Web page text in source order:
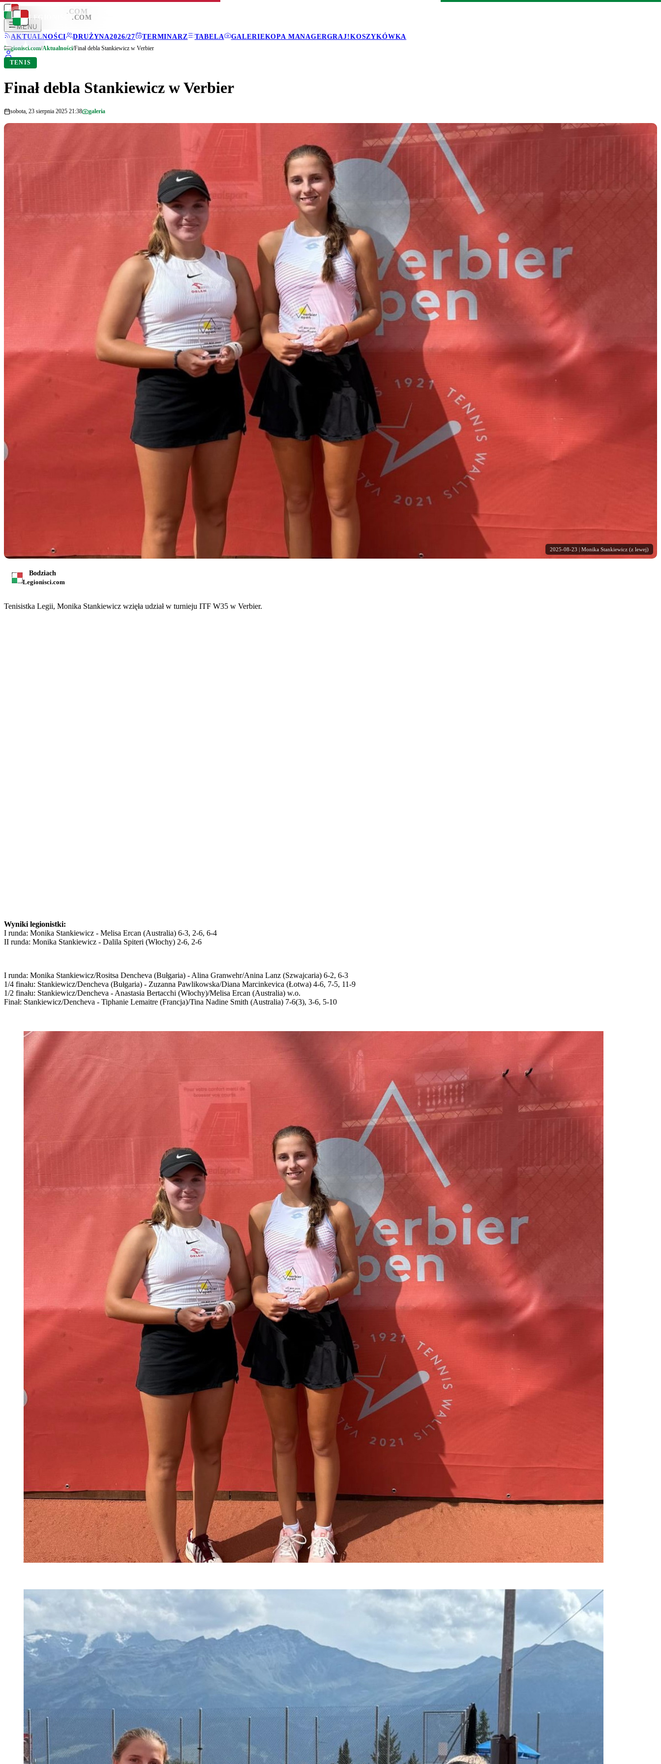
LEGIONISCI .COM
MENU
AKTUALNOŚCI
DRUŻYNA2026/27 TERMINARZ TABELA GALERIEKOPA MANAGERGRAJ!KOSZYKÓWKA
LEGIONISCI .COM
Legionisci.com/Aktualności/Finał debla Stankiewicz w Verbier
TENIS
Finał debla Stankiewicz w Verbier
sobota, 23 sierpnia 2025 21:38 galeria
2025-08-23 | Monika Stankiewicz (z lewej)
Bodziach
Legionisci.com
Tenisistka Legii, Monika Stankiewicz wzięła udział w turnieju ITF W35 w Verbier.
Wyniki legionistki:
I runda: Monika Stankiewicz - Melisa Ercan (Australia) 6-3, 2-6, 6-4
II runda: Monika Stankiewicz - Dalila Spiteri (Włochy) 2-6, 2-6
I runda: Monika Stankiewicz/Rositsa Dencheva (Bułgaria) - Alina Granwehr/Anina Lanz (Szwajcaria) 6-2, 6-3
1/4 finału: Stankiewicz/Dencheva (Bułgaria) - Zuzanna Pawlikowska/Diana Marcinkevica (Łotwa) 4-6, 7-5, 11-9
1/2 finału: Stankiewicz/Dencheva - Anastasia Bertacchi (Włochy)/Melisa Ercan (Australia) w.o.
Finał: Stankiewicz/Dencheva - Tiphanie Lemaitre (Francja)/Tina Nadine Smith (Australia) 7-6(3), 3-6, 5-10